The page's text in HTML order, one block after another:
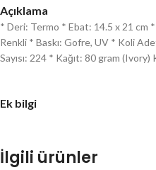
Açıklama
* Deri: Termo * Ebat: 14.5 x 21 cm
Renkli * Baskı: Gofre, UV * Koli
Sayısı: 224 * Kağıt: 80 gram (Ivory)
Ek bilgi
İlgili ürünler